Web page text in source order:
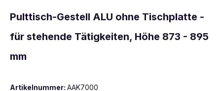
Pulttisch-Gestell ALU ohne Tischplatte -
für stehende Tätigkeiten, Höhe 873 - 895
mm
Artikelnummer: AAK7000